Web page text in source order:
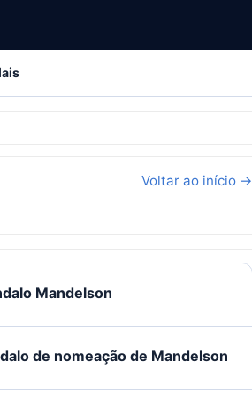
Voltar ao início →
Mandelson
de nomeação de Mandelson